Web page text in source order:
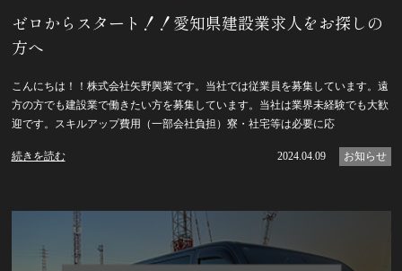
ゼロからスタート！！愛知県建設業求人をお探しの
方へ
こんにちは！！株式会社矢野興業です。当社では従業員を募集しています。遠
方の方でも建設業で働きたい方を募集しています。当社は業界未経験でも大歓
迎です。スキルアップ費用（一部会社負担）寮・社宅等は必要に応
続きを読む 2024.04.09 お知らせ